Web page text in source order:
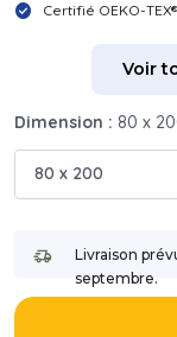
Certifié OEKO-
Voir
Dimension : 80 x
80 x 200
Livraison
septembre.